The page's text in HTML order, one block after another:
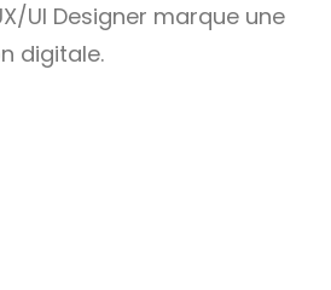
UI Designer marque une
digitale.